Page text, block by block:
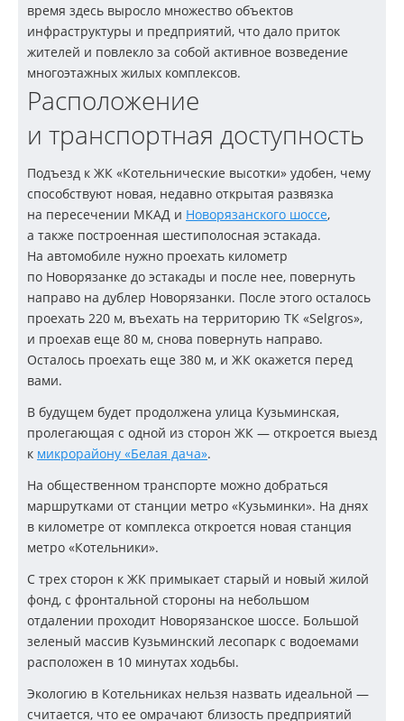
время здесь выросло множество объектов
инфраструктуры и предприятий, что дало приток
жителей и повлекло за собой активное возведение
многоэтажных жилых комплексов.
Расположение
и транспортная доступность
Подъезд к ЖК «Котельнические высотки» удобен, чему
способствуют новая, недавно открытая развязка
на пересечении МКАД и Новорязанского шоссе,
а также построенная шестиполосная эстакада.
На автомобиле нужно проехать километр
по Новорязанке до эстакады и после нее, повернуть
направо на дублер Новорязанки. После этого осталось
проехать 220 м, въехать на территорию ТК «Selgros»,
и проехав еще 80 м, снова повернуть направо.
Осталось проехать еще 380 м, и ЖК окажется перед
вами.
В будущем будет продолжена улица Кузьминская,
пролегающая с одной из сторон ЖК — откроется выезд
к микрорайону «Белая дача».
На общественном транспорте можно добраться
маршрутками от станции метро «Кузьминки». На днях
в километре от комплекса откроется новая станция
метро «Котельники».
С трех сторон к ЖК примыкает старый и новый жилой
фонд, с фронтальной стороны на небольшом
отдалении проходит Новорязанское шоссе. Большой
зеленый массив Кузьминский лесопарк с водоемами
расположен в 10 минутах ходьбы.
Экологию в Котельниках нельзя назвать идеальной —
считается, что ее омрачают близость предприятий